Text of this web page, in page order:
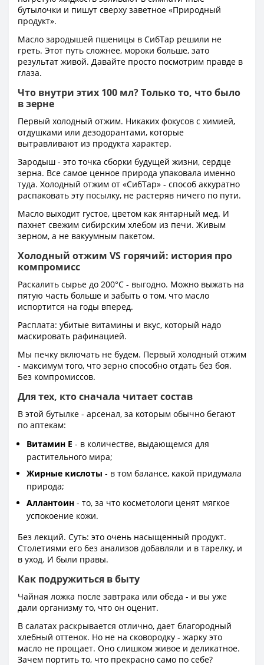
бутылочки и пишут сверху заветное «Природный
продукт».
Масло зародышей пшеницы в СибТар решили не
греть. Этот путь сложнее, мороки больше, зато
результат живой. Давайте просто посмотрим правде в
глаза.
Что внутри этих 100 мл? Только то, что было
в зерне
Первый холодный отжим. Никаких фокусов с химией,
отдушками или дезодорантами, которые
вытравливают из продукта характер.
Зародыш - это точка сборки будущей жизни, сердце
зерна. Все самое ценное природа упаковала именно
туда. Холодный отжим от «СибТар» - способ аккуратно
распаковать эту посылку, не растеряв ничего по пути.
Масло выходит густое, цветом как янтарный мед. И
пахнет свежим сибирским хлебом из печи. Живым
зерном, а не вакуумным пакетом.
Холодный отжим VS горячий: история про
компромисс
Раскалить сырье до 200°C - выгодно. Можно выжать на
пятую часть больше и забыть о том, что масло
испортится на годы вперед.
Расплата: убитые витамины и вкус, который надо
маскировать рафинацией.
Мы печку включать не будем. Первый холодный отжим
- максимум того, что зерно способно отдать без боя.
Без компромиссов.
Для тех, кто сначала читает состав
В этой бутылке - арсенал, за которым обычно бегают
по аптекам:
Витамин E - в количестве, выдающемся для
растительного мира;
Жирные кислоты - в том балансе, какой придумала
природа;
Аллантоин - то, за что косметологи ценят мягкое
успокоение кожи.
Без лекций. Суть: это очень насыщенный продукт.
Столетиями его без анализов добавляли и в тарелку, и
в уход. И были правы.
Как подружиться в быту
Чайная ложка после завтрака или обеда - и вы уже
дали организму то, что он оценит.
В салатах раскрывается отлично, дает благородный
хлебный оттенок. Но не на сковородку - жарку это
масло не прощает. Оно слишком живое и деликатное.
Зачем портить то, что прекрасно само по себе?